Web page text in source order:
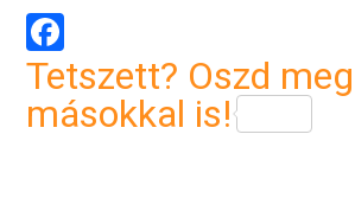
Tetszett? Oszd meg
másokkal is!